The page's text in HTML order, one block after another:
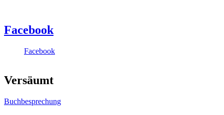
Facebook
Facebook
Versäumt
Buchbesprechung